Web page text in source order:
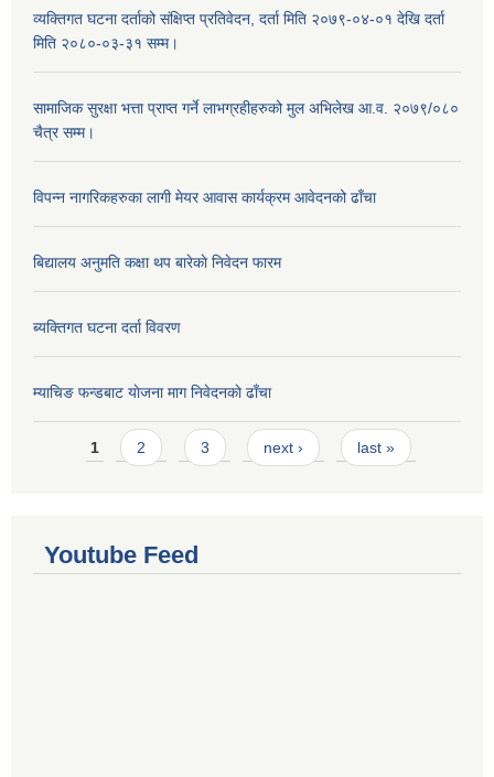
व्यक्तिगत घटना दर्ताको संक्षिप्त प्रतिवेदन, दर्ता मिति २०७९-०४-०१ देखि दर्ता
मिति २०८०-०३-३१ सम्म।
सामाजिक सुरक्षा भत्ता प्राप्त गर्ने लाभग्रहीहरुको मुल अभिलेख आ.व. २०७९/०८०
चैत्र सम्म।
विपन्न नागरिकहरुका लागी मेयर आवास कार्यक्रम आवेदनको ढाँचा
बिद्यालय अनुमति कक्षा थप बारेकाे निवेदन फारम
ब्यक्तिगत घटना दर्ता विवरण
म्याचिङ फन्डबाट याेजना माग निवेदनकाे ढाँचा
Pages
1 2 3 next › last »
Youtube Feed